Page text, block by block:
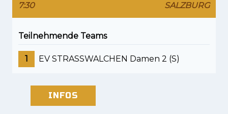
7:30
SALZBURG
Teilnehmende Teams
1 EV STRASSWALCHEN Damen 2 (S)
INFOS